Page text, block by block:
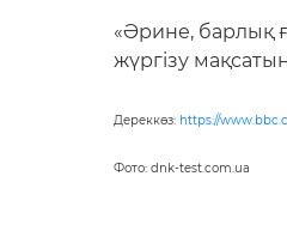
«Әрине, барлық
жүргізу
Дереккөз: https://www.bbc.
Фото: dnk-test.com.ua